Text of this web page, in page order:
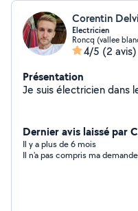
Corentin
Electricien
Roncq (vallee
4/5 (2 avis)
Présentation
Je suis électricien dans
Dernier avis laissé par
Il y a plus de 6 mois
Il n'a pas compris ma